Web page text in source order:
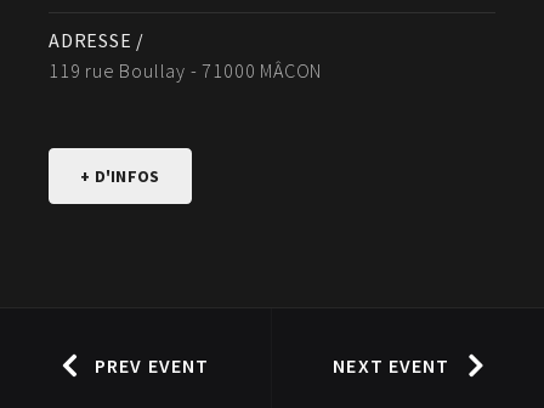
ADRESSE /
119 rue Boullay - 71000 MÂCON
+ D'INFOS
PREV EVENT NEXT EVENT